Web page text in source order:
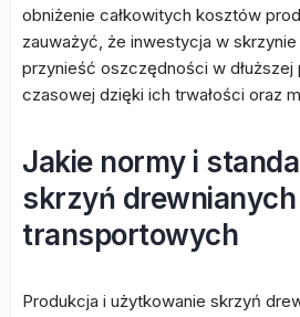
obniżenie całkowitych kosztów
zauważyć, że inwestycja w
przynieść oszczędności w
czasowej dzięki ich trwałości oraz
Jakie normy i
skrzyń drewnianych
transportowych
Produkcja i użytkowanie skrzyń